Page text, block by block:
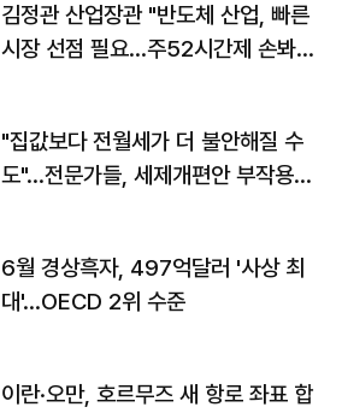
김정관 산업장관 "반도체 산업, 빠른
시장 선점 필요…주52시간제 손봐
"집값보다 전월세가 더 불안해질 수
도"…전문가들, 세제개편안 부작용
6월 경상흑자, 497억달러 '사상 최
대'…OECD 2위 수준
이란·오만, 호르무즈 새 항로 좌표 합